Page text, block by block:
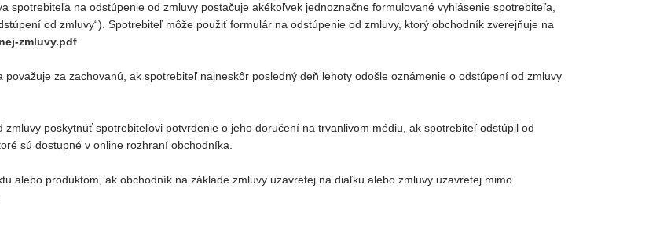
na odstúpenie od zmluvy postačuje akékoľvek jednoznačne formulované vyhlásenie spotrebiteľa,
od zmluvy“). Spotrebiteľ môže použiť formulár na odstúpenie od zmluvy, ktorý obchodník zverejňuje na
zmluvy.pdf
za zachovanú, ak spotrebiteľ najneskôr posledný deň lehoty odošle oznámenie o odstúpení od zmluvy
poskytnúť spotrebiteľovi potvrdenie o jeho doručení na trvanlivom médiu, ak spotrebiteľ odstúpil od
sú dostupné v online rozhraní obchodníka.
alebo produktom, ak obchodník na základe zmluvy uzavretej na diaľku alebo zmluvy uzavretej mimo